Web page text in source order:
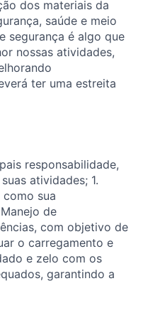
dos materiais da
saúde e meio
segurança é algo que
nossas atividades,
ter uma estreita
responsabilidade,
atividades; 1.
sua
de
com objetivo de
o carregamento e
e zelo com os
garantindo a